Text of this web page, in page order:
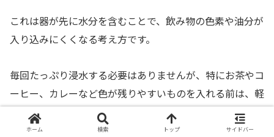
これは器が先に水分を含むことで、飲み物の色素や油分が
入り込みにくくなる考え方です。
毎回たっぷり浸水する必要はありませんが、特にお茶やコ
ーヒー、カレーなど色が残りやすいものを入れる前は、軽
く水を通すだけでも差が出やすくなります。
ホーム 検索 トップ サイドバー